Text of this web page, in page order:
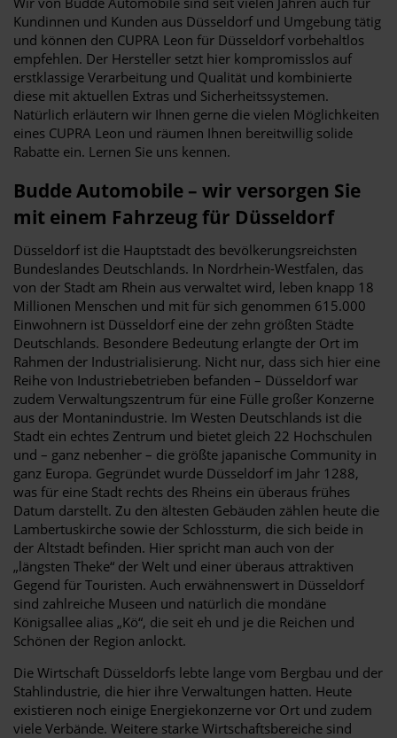
Kundinnen und Kunden aus Düsseldorf und Umgebung tätig
und können den CUPRA Leon für Düsseldorf vorbehaltlos
empfehlen. Der Hersteller setzt hier kompromisslos auf
erstklassige Verarbeitung und Qualität und kombinierte
diese mit aktuellen Extras und Sicherheitssystemen.
Natürlich erläutern wir Ihnen gerne die vielen Möglichkeiten
eines CUPRA Leon und räumen Ihnen bereitwillig solide
Rabatte ein. Lernen Sie uns kennen.
Budde Automobile – wir versorgen Sie
mit einem Fahrzeug für Düsseldorf
Düsseldorf ist die Hauptstadt des bevölkerungsreichsten
Bundeslandes Deutschlands. In Nordrhein-Westfalen, das
von der Stadt am Rhein aus verwaltet wird, leben knapp 18
Millionen Menschen und mit für sich genommen 615.000
Einwohnern ist Düsseldorf eine der zehn größten Städte
Deutschlands. Besondere Bedeutung erlangte der Ort im
Rahmen der Industrialisierung. Nicht nur, dass sich hier eine
Reihe von Industriebetrieben befanden – Düsseldorf war
zudem Verwaltungszentrum für eine Fülle großer Konzerne
aus der Montanindustrie. Im Westen Deutschlands ist die
Stadt ein echtes Zentrum und bietet gleich 22 Hochschulen
und – ganz nebenher – die größte japanische Community in
ganz Europa. Gegründet wurde Düsseldorf im Jahr 1288,
was für eine Stadt rechts des Rheins ein überaus frühes
Datum darstellt. Zu den ältesten Gebäuden zählen heute die
Lambertuskirche sowie der Schlossturm, die sich beide in
der Altstadt befinden. Hier spricht man auch von der
„längsten Theke“ der Welt und einer überaus attraktiven
Gegend für Touristen. Auch erwähnenswert in Düsseldorf
sind zahlreiche Museen und natürlich die mondäne
Königsallee alias „Kö“, die seit eh und je die Reichen und
Schönen der Region anlockt.
Die Wirtschaft Düsseldorfs lebte lange vom Bergbau und der
Stahlindustrie, die hier ihre Verwaltungen hatten. Heute
existieren noch einige Energiekonzerne vor Ort und zudem
viele Verbände. Weitere starke Wirtschaftsbereiche sind